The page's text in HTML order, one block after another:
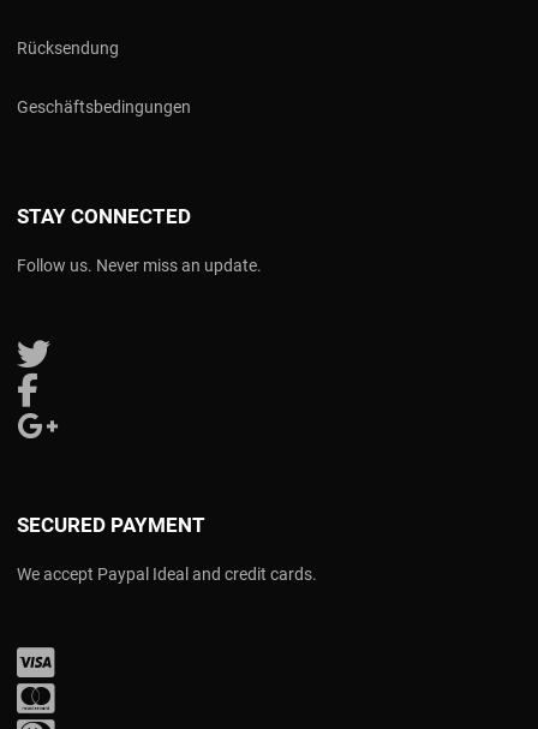
Rücksendung
Geschäftsbedingungen
STAY CONNECTED
Follow us. Never miss an update.
Follow us on Twitter
SECURED PAYMENT
We accept Paypal Ideal and credit cards.